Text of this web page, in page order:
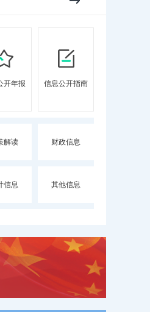
开年报 信息公开指南
解读 财政信息
信息 其他信息